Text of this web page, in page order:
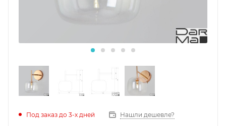
Под заказ до 3-х дней Нашли дешевле?